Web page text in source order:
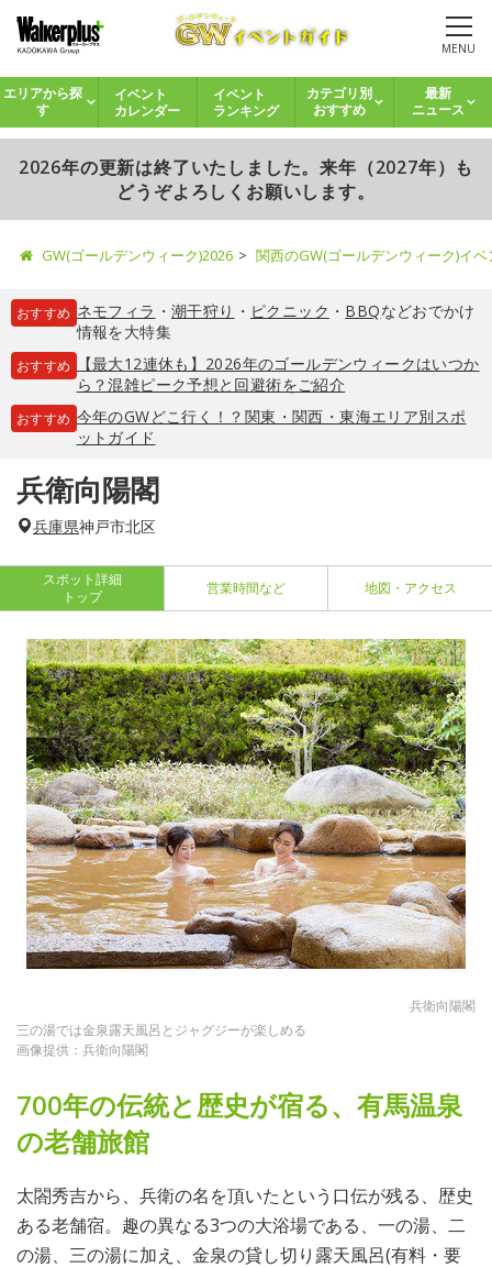
MENU
エリアから探
す
イベント
カレンダー
イベント
ランキング
カテゴリ別
おすすめ
最新
ニュース
2026年の更新は終了いたしました。来年（2027年）も
どうぞよろしくお願いします。
GW(ゴールデンウィーク)2026 関西のGW(ゴールデンウィーク)イ
おすすめ ネモフィラ ・ 潮干狩り ・ ピクニック ・ BBQなどおでかけ
情報を大特集
おすすめ
【最大12連休も】2026年のゴールデンウィークはいつか
ら？混雑ピーク予想と回避術をご紹介
おすすめ 今年のGWどこ行く！？関東・関西・東海エリア別スポ
ットガイド
兵衛向陽閣
兵庫県神戸市北区
スポット詳細
トップ
営業時間など 地図・アクセス
兵衛向陽閣
三の湯では金泉露天風呂とジャグジーが楽しめる
画像提供：兵衛向陽閣
700年の伝統と歴史が宿る、有馬温泉
の老舗旅館
太閤秀吉から、兵衛の名を頂いたという口伝が残る、歴史
ある老舗宿。趣の異なる3つの大浴場である、一の湯、二
の湯、三の湯に加え、金泉の貸し切り露天風呂(有料・要